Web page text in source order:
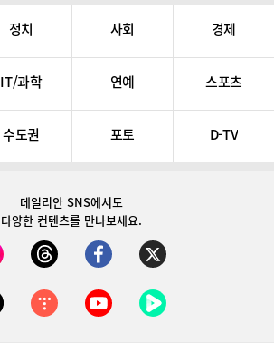
정치 사회 경제
IT/과학 연예 스포츠
수도권 포토 D-TV
데일리안 SNS에서도
다양한 컨텐츠를 만나보세요.